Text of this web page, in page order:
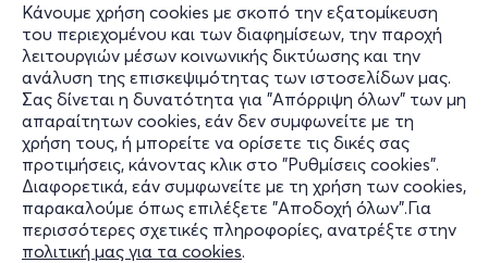
Κάνουμε χρήση cookies με σκοπό την εξατομίκευση
του περιεχομένου και των διαφημίσεων, την παροχή
λειτουργιών μέσων κοινωνικής δικτύωσης και την
ανάλυση της επισκεψιμότητας των ιστοσελίδων μας.
Σας δίνεται η δυνατότητα για "Απόρριψη όλων" των μη
απαραίτητων cookies, εάν δεν συμφωνείτε με τη
χρήση τους, ή μπορείτε να ορίσετε τις δικές σας
προτιμήσεις, κάνοντας κλικ στο "Ρυθμίσεις cookies".
Διαφορετικά, εάν συμφωνείτε με τη χρήση των cookies,
παρακαλούμε όπως επιλέξετε "Αποδοχή όλων".Για
περισσότερες σχετικές πληροφορίες, ανατρέξτε στην
πολιτική μας για τα cookies.